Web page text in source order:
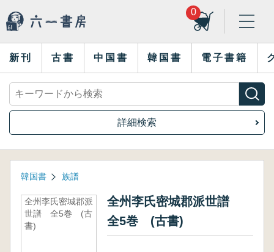
0
新刊 古書 中国書 韓国書 電子書籍
詳細検索
韓国書 族譜
全州李氏密城郡派
世譜 全5巻 (古
書)
全州李氏密城郡派世譜
全5巻 (古書)